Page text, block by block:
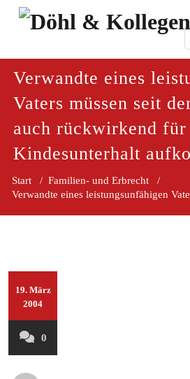
Zum
Verwandte eines
Vaters müssen seit
auch rückwirkend für
Kindesunterhalt
Start / Familien- und Erbrecht /
19. März
2004
0